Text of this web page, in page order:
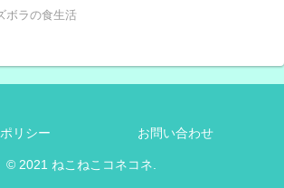
ボラの食生活
リシー お問い合わせ
© 2021 ねこねこコネコネ.